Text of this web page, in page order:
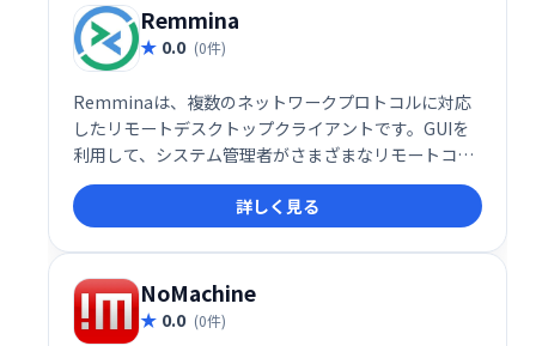
率化します。無料プランと、月額10ドルからの有料プ
ランがあります。
Remmina
0.0 (0件)
Remminaは、複数のネットワークプロトコルに対応
したリモートデスクトップクライアントです。GUIを
利用して、システム管理者がさまざまなリモートコン
ピューターを簡単に操作できます。柔軟で一貫したユ
ーザーインターフェイスを提供することで、複数のデ
バイスを効率的に管理するのに役立ちます。
詳しく見る
NoMachine
0.0 (0件)